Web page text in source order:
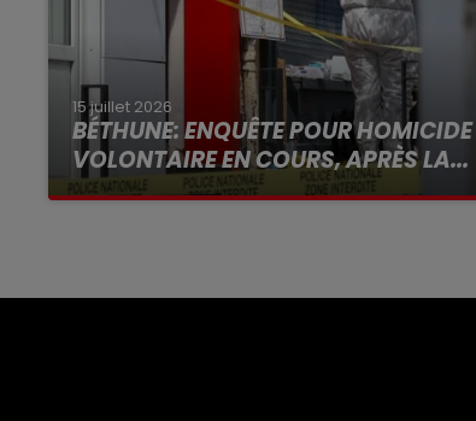
15 juillet 2026
BÉTHUNE: ENQUÊTE POUR HOMICIDE
VOLONTAIRE EN COURS, APRÈS LA...
Selon les premiers éléments, le logement